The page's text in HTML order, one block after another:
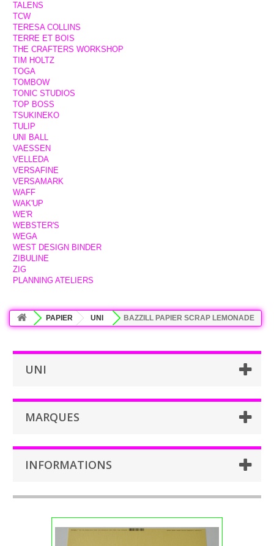
TALENS
TCW
TERESA COLLINS
TERRE ET BOIS
THE CRAFTERS WORKSHOP
TIM HOLTZ
TOGA
TOMBOW
TONIC STUDIOS
TOP BOSS
TSUKINEKO
TULIP
UNI BALL
VAESSEN
VELLEDA
VERSAFINE
VERSAMARK
WAFF
WAK'UP
WE'R
WEBSTER'S
WEGA
WEST DESIGN BINDER
ZIBULINE
ZIG
PLANNING ATELIERS
PAPIER UNI BAZZILL PAPIER SCRAP LEMONADE
UNI
MARQUES
INFORMATIONS